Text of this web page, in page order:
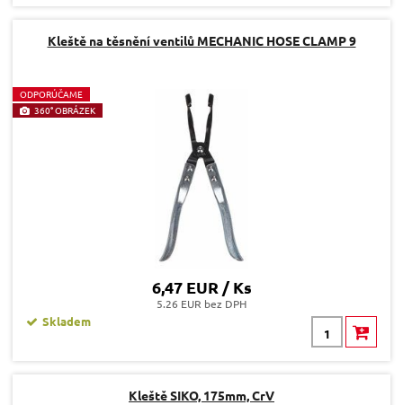
Kleště na těsnění ventilů MECHANIC HOSE CLAMP 9
ODPORÚČAME
360° OBRÁZEK
6,47 EUR / Ks
5.26 EUR bez DPH
Skladem
Kleště SIKO, 175mm, CrV